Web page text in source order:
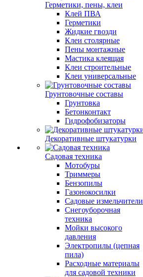
Герметики, пены, клеи
Клей ПВА
Герметики
Жидкие гвозди
Клеи столярные
Пены монтажные
Мастика клеящая
Клеи строительные
Клеи универсальные
Грунтовочные составы
Грунтовка
Бетонконтакт
Гидрофобизаторы
Декоративные штукатурки
Садовая техника
Мотобуры
Триммеры
Бензопилы
Газонокосилки
Садовые измельчители
Снегоуборочная
техника
Мойки высокого
давления
Электропилы (цепная
пила)
Расходные материалы
для садовой техники